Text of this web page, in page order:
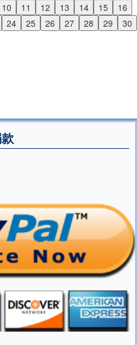
10 11 12 13 14 15
16
24 25 26 27 28 29
30